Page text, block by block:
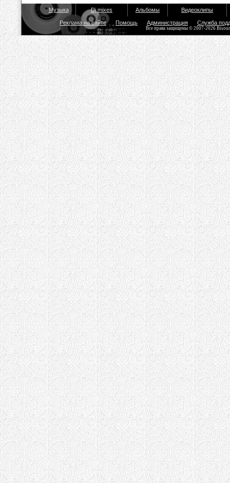
Музыка Dj mixes Альбомы Видеоклипы
Реклама на сайте Помощь Администрация Служба
Все права защищены © 2007-2026